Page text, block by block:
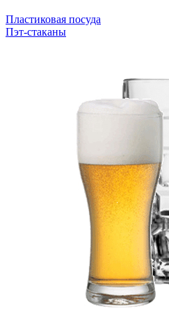
Пластиковая посуда
Пэт-стаканы